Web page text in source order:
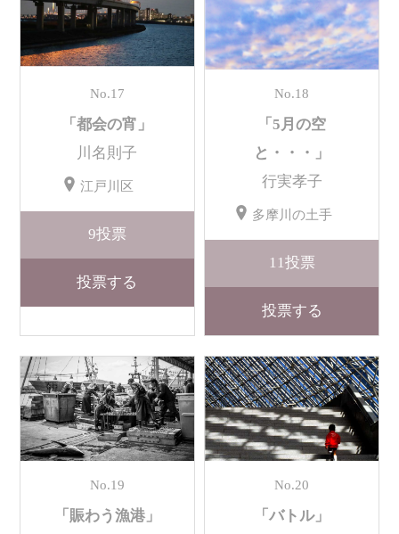
No.17
「都会の宵」
川名則子
江戸川区
9投票
投票する
No.18
「5月の空
と・・・」
行実孝子
多摩川の土手
11投票
投票する
No.19
「賑わう漁港」
No.20
「バトル」